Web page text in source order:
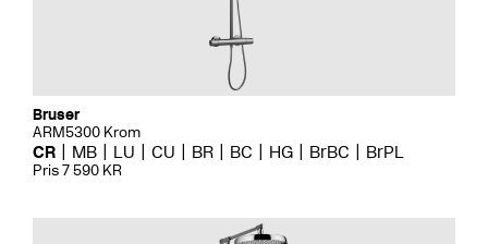
Bruser
ARM5300 Krom
CR MB LU CU BR BC HG BrBC BrPL
Pris 7 590 KR